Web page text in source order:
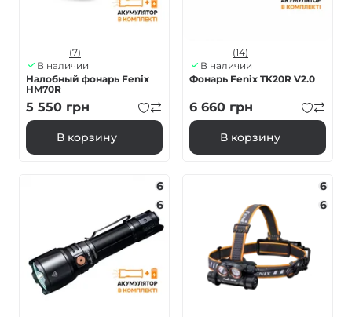
(7)
В наличии
Налобный фонарь Fenix
HM70R
5 550 грн
В корзину
(14)
В наличии
Фонарь Fenix TK20R V2.0
6 660 грн
В корзину
6
6
6
6